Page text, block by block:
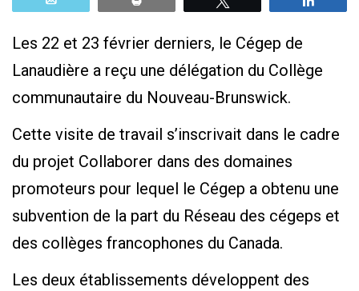
Les 22 et 23 février derniers, le Cégep de
Lanaudière a reçu une délégation du Collège
communautaire du Nouveau-Brunswick.
Cette visite de travail s’inscrivait dans le cadre
du projet Collaborer dans des domaines
promoteurs pour lequel le Cégep a obtenu une
subvention de la part du Réseau des cégeps et
des collèges francophones du Canada.
Les deux établissements développent des